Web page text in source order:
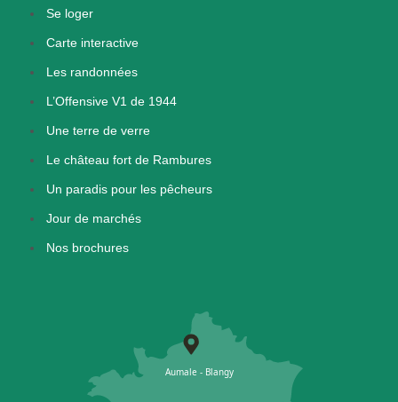
Se loger
Carte interactive
Les randonnées
L’Offensive V1 de 1944
Une terre de verre
Le château fort de Rambures
Un paradis pour les pêcheurs
Jour de marchés
Nos brochures